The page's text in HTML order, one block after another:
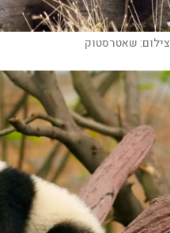
צילום:שאטרסטוק